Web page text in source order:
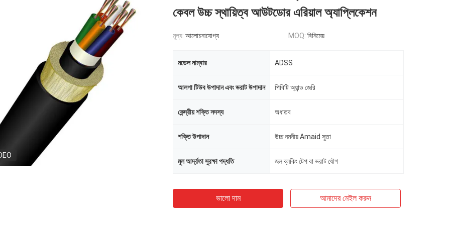
কেবল উচ্চ স্থায়িত্ব আউটডোর এরিয়াল অ্যাপ্লিকেশন
মূল্য: আলোচনাযোগ্য MOQ: বিনিমেয়
মডেল নাম্বার ADSS
আলগা টিউব উপাদান এবং ভরাট উপাদান পিবিটি অ্যান্ড জেরি
কেন্দ্রীয় শক্তি সদস্য অধাতব
শক্তি উপাদান উচ্চ নমনীয় Amaid সুতা
মূল আর্দ্রতা সুরক্ষা পদ্ধতি জল ব্লকিং টেপ বা ভরাট যৌগ
ভালো দাম আমাদের মেইল ​​করুন